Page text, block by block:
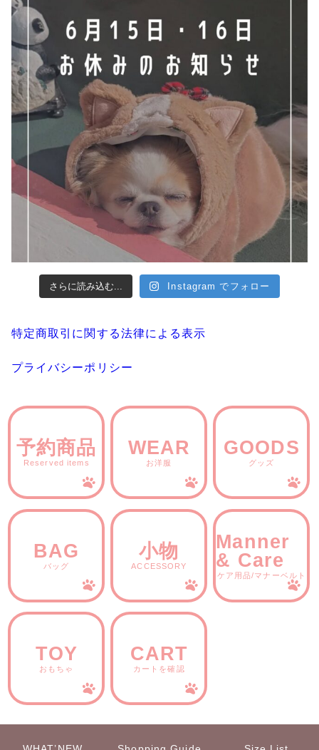
さらに読み込む... Instagram でフォロー
特定商取引に関する法律による表示
プライバシーポリシー
予約商品
Reserved items
WEAR
お洋服
GOODS
グッズ
BAG
バッグ
小物
ACCESSORY
Manner
& Care
ケア用品/マナーベルト
TOY
おもちゃ
CART
カートを確認